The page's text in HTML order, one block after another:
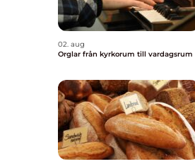
02. aug
Orglar från kyrkorum till vardagsrum